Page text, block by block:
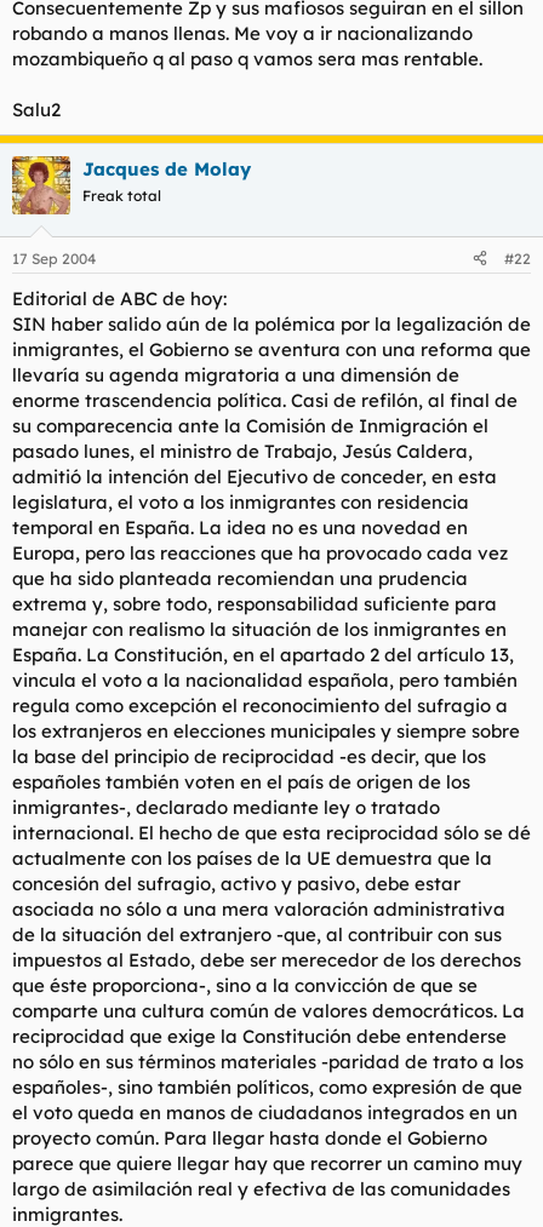
Consecuentemente Zp y sus mafiosos seguiran en el sillon
robando a manos llenas. Me voy a ir nacionalizando
mozambiqueño q al paso q vamos sera mas rentable.
Salu2
Jacques de Molay
Freak total
17 Sep 2004 #22
Editorial de ABC de hoy:
SIN haber salido aún de la polémica por la legalización de
inmigrantes, el Gobierno se aventura con una reforma que
llevaría su agenda migratoria a una dimensión de
enorme trascendencia política. Casi de refilón, al final de
su comparecencia ante la Comisión de Inmigración el
pasado lunes, el ministro de Trabajo, Jesús Caldera,
admitió la intención del Ejecutivo de conceder, en esta
legislatura, el voto a los inmigrantes con residencia
temporal en España. La idea no es una novedad en
Europa, pero las reacciones que ha provocado cada vez
que ha sido planteada recomiendan una prudencia
extrema y, sobre todo, responsabilidad suficiente para
manejar con realismo la situación de los inmigrantes en
España. La Constitución, en el apartado 2 del artículo 13,
vincula el voto a la nacionalidad española, pero también
regula como excepción el reconocimiento del sufragio a
los extranjeros en elecciones municipales y siempre sobre
la base del principio de reciprocidad -es decir, que los
españoles también voten en el país de origen de los
inmigrantes-, declarado mediante ley o tratado
internacional. El hecho de que esta reciprocidad sólo se dé
actualmente con los países de la UE demuestra que la
concesión del sufragio, activo y pasivo, debe estar
asociada no sólo a una mera valoración administrativa
de la situación del extranjero -que, al contribuir con sus
impuestos al Estado, debe ser merecedor de los derechos
que éste proporciona-, sino a la convicción de que se
comparte una cultura común de valores democráticos. La
reciprocidad que exige la Constitución debe entenderse
no sólo en sus términos materiales -paridad de trato a los
españoles-, sino también políticos, como expresión de que
el voto queda en manos de ciudadanos integrados en un
proyecto común. Para llegar hasta donde el Gobierno
parece que quiere llegar hay que recorrer un camino muy
largo de asimilación real y efectiva de las comunidades
inmigrantes.